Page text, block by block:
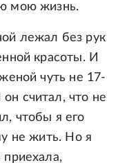
мою жизнь.
лежал без рук
красоты. И
чуть не 17-
считал, что не
чтобы я его
не жить. Но я